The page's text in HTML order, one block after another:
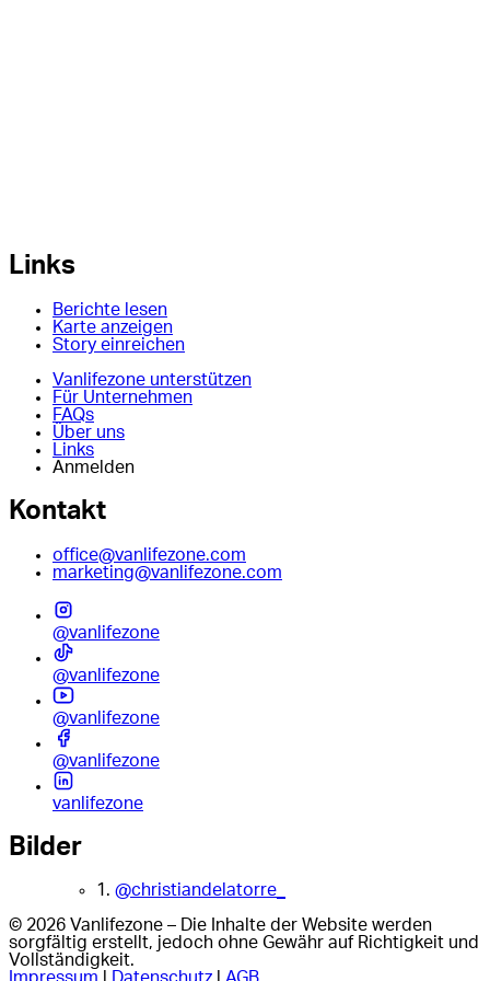
Links
Berichte lesen
Karte anzeigen
Story einreichen
Vanlifezone unterstützen
Für Unternehmen
FAQs
Über uns
Links
Anmelden
Kontakt
office@vanlifezone.com
marketing@vanlifezone.com
@vanlifezone
@vanlifezone
@vanlifezone
@vanlifezone
vanlifezone
Bilder
1. @christiandelatorre_
© 2026 Vanlifezone – Die Inhalte der Website werden
sorgfältig erstellt, jedoch ohne Gewähr auf Richtigkeit und
Vollständigkeit.